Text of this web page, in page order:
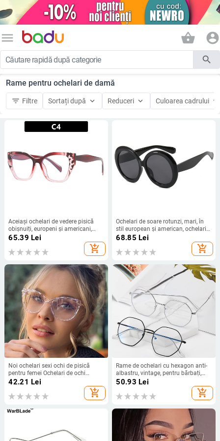
menu shopping_basket account_circle
search
Rame pentru ochelari de damă
filter_list Filtre Sortați după keyboard_arrow_down Reduceri keyboard_arrow_down Culoarea cadrului keyboard_arrow_down
Aceiași ochelari de vedere pisică
obișnuiți, europeni și americani,
vedete de internet cu aceeași ramă
personalizată, ramă de ochelari
65.39 Lei
add_shopping_cart
Ochelari de soare rotunzi, mari, în
stil european și american, ochelari
de soare la modă pentru 2022 în
68.85 Lei
add_shopping_cart
Noi ochelari sexi ochi de pisică
pentru femei Ochelari de ochi
transparenti anti-lumină albastră
Ochelari de vedere vintage clari, cu
ramă optică
42.21 Lei
add_shopping_cart
Rame de ochelari cu hexagon anti-
albastru, vintage, pentru bărbați,
lentile pentru femei, oglindă optică,
oglindă optică, simple, metal, anti-
albastru, ochelari clare
50.93 Lei
add_shopping_cart